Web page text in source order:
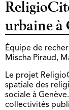
urbaine à
Équipe de
Mischa Piraud,
Le projet
spatiale des
sociale à
collectivités